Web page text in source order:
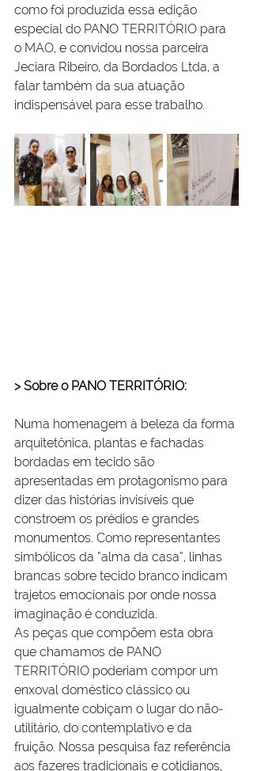
como foi produzida essa edição
especial do PANO TERRITÓRIO para
o MAO, e convidou nossa parceira
Jeciara Ribeiro, da Bordados Ltda, a
falar também da sua atuação
indispensável para esse trabalho.
> Sobre o PANO TERRITÓRIO:
Numa homenagem à beleza da forma
arquitetônica, plantas e fachadas
bordadas em tecido são
apresentadas em protagonismo para
dizer das histórias invisíveis que
constroem os prédios e grandes
monumentos. Como representantes
simbólicos da “alma da casa”, linhas
brancas sobre tecido branco indicam
trajetos emocionais por onde nossa
imaginação é conduzida.
As peças que compõem esta obra
que chamamos de PANO
TERRITÓRIO poderiam compor um
enxoval doméstico clássico ou
igualmente cobiçam o lugar do não-
utilitário, do contemplativo e da
fruição. Nossa pesquisa faz referência
aos fazeres tradicionais e cotidianos,